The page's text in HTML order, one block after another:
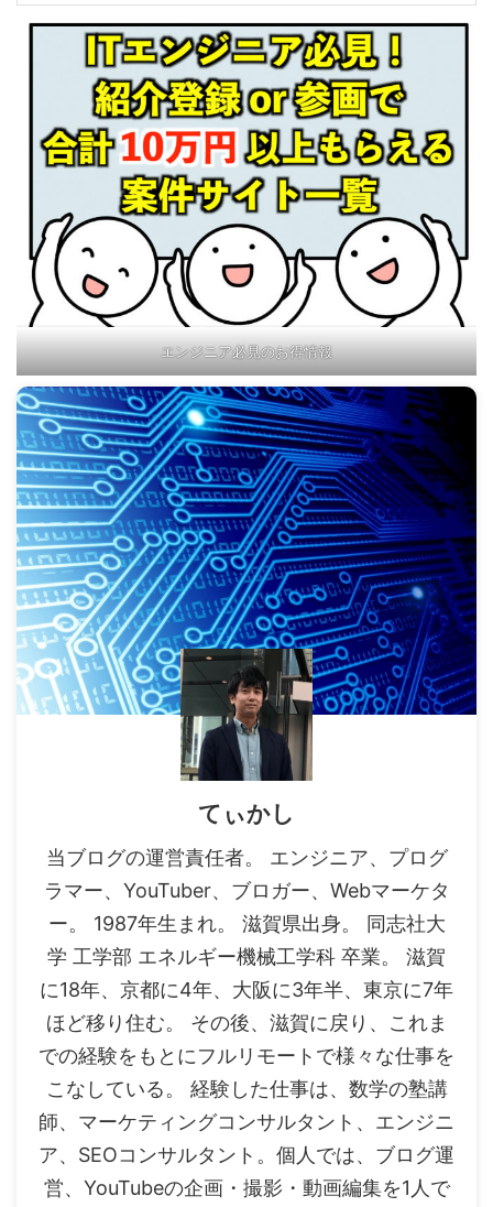
エンジニア必見のお得情報
てぃかし
当ブログの運営責任者。 エンジニア、プログ
ラマー、YouTuber、ブロガー、Webマーケタ
ー。 1987年生まれ。 滋賀県出身。 同志社大
学 工学部 エネルギー機械工学科 卒業。 滋賀
に18年、京都に4年、大阪に3年半、東京に7年
ほど移り住む。 その後、滋賀に戻り、これま
での経験をもとにフルリモートで様々な仕事を
こなしている。 経験した仕事は、数学の塾講
師、マーケティングコンサルタント、エンジニ
ア、SEOコンサルタント。個人では、ブログ運
営、YouTubeの企画・撮影・動画編集を1人で